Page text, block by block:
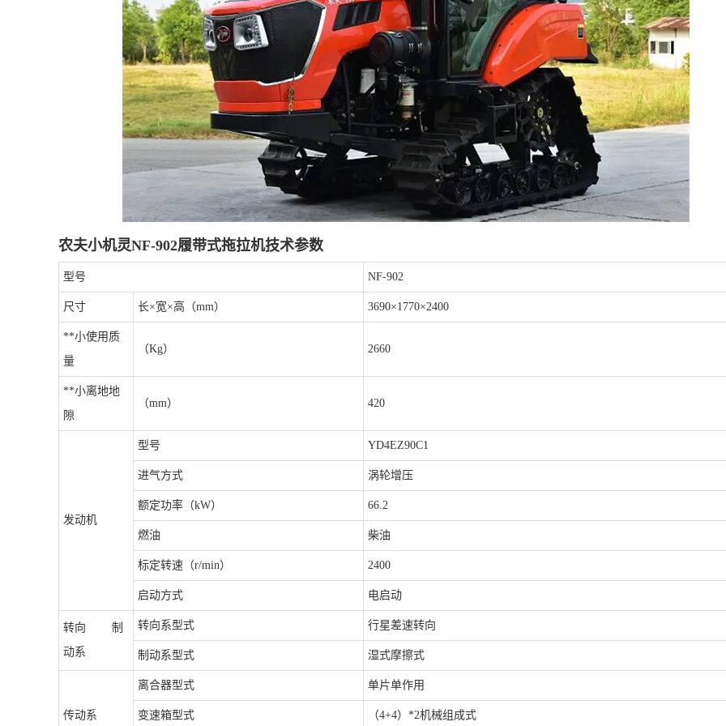
农夫小机灵NF-902履带式拖拉机技术参数
型号 NF-902
尺寸 长×宽×高（mm） 3690×1770×2400
**小使用质
量
（Kg） 2660
**小离地地
隙
（mm） 420
发动机
型号 YD4EZ90C1
进气方式 涡轮增压
额定功率（kW） 66.2
燃油 柴油
标定转速（r/min） 2400
启动方式 电启动
转向 制
动系
转向系型式 行星差速转向
制动系型式 湿式摩擦式
传动系
离合器型式 单片单作用
变速箱型式 （4+4）*2机械组成式